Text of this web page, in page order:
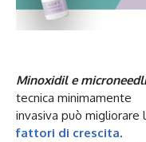
Minoxidil e
tecnica minimamente
invasiva può migliorare
fattori di crescita.